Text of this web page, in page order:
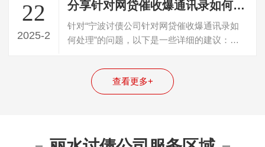
22
2025-2
分享针对网贷催收爆通讯录如何处理
针对“宁波讨债公司针对网贷催收爆通讯录如
何处理”的问题，以下是一些详细的建议：
查看更多+